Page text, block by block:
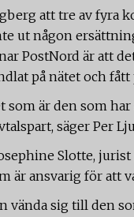
att tre av fyra
ut någon
PostNord är att
på nätet och
är den som har
säger Per
Slotte,
är ansvarig för att
vända sig till den